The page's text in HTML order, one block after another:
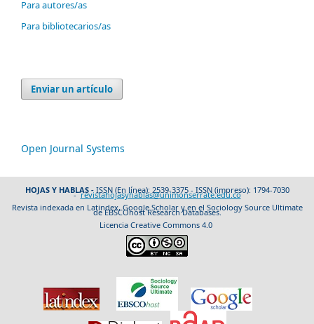
Para autores/as
Para bibliotecarios/as
Enviar un artículo
Open Journal Systems
HOJAS Y HABLAS - ISSN (En línea): 2539-3375 - ISSN (impreso): 1794-7030
-revistahojasyhablas@unimonserrate.edu.co
Revista indexada en Latindex, Google Scholar y en el Sociology Source Ultimate
de EBSCOhost Research Databases.
Licencia Creative Commons 4.0